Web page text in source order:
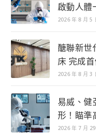
啟動人體
2026 年 8 月 5
醣聯新世
床 完成
2026 年 8 月 3
易威、健
形！瞄準
2026 年 7 月